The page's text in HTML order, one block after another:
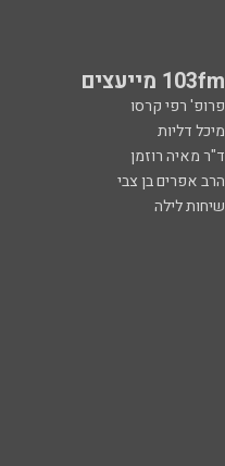
103fm מייעצים
פרופ' רפי קרסו
מיכל דליות
ד"ר מאיה רוזמן
הרב אפרים בן צבי
שיחות לילה